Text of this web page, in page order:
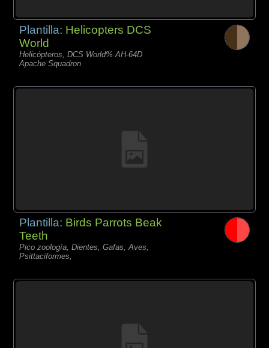
Plantilla: Helicopters DCS
World
Helicópteros, DCS World% AH-64D
Apache Squadron
Plantilla: Birds Parrots Beak
Teeth
Pico zoología, Dientes, Gafas, Aves,
Psittaciformes,